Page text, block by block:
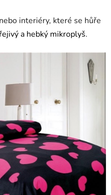
interiéry, které se hůře
a hebký mikroplyš.